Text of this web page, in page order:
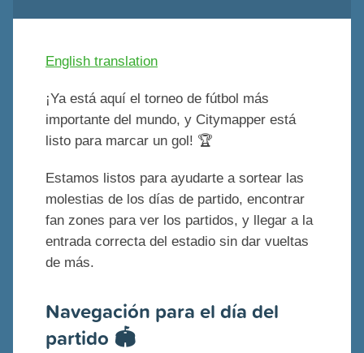
English translation
¡Ya está aquí el torneo de fútbol más
importante del mundo, y Citymapper está
listo para marcar un gol! 🏆
Estamos listos para ayudarte a sortear las
molestias de los días de partido, encontrar
fan zones para ver los partidos, y llegar a la
entrada correcta del estadio sin dar vueltas
de más.
Navegación para el día del
partido 🏟️